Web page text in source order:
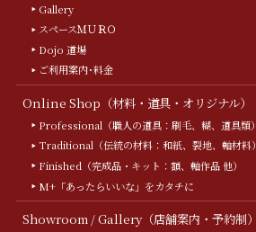
Gallery
スペースＭＵＲＯ
Dojo 道場
ご利用案内･料金
Online Shop（材料・道具・オリジナル）
Professional（職人の道具：刷毛、糊、道具類）
Traditional（伝統の材料：和紙、裂地、軸材料）
Finished（完成品・キット：額、軸作品 他）
M+「あったらいいな」をカタチに
Showroom / Gallery（店舗案内・予約制）